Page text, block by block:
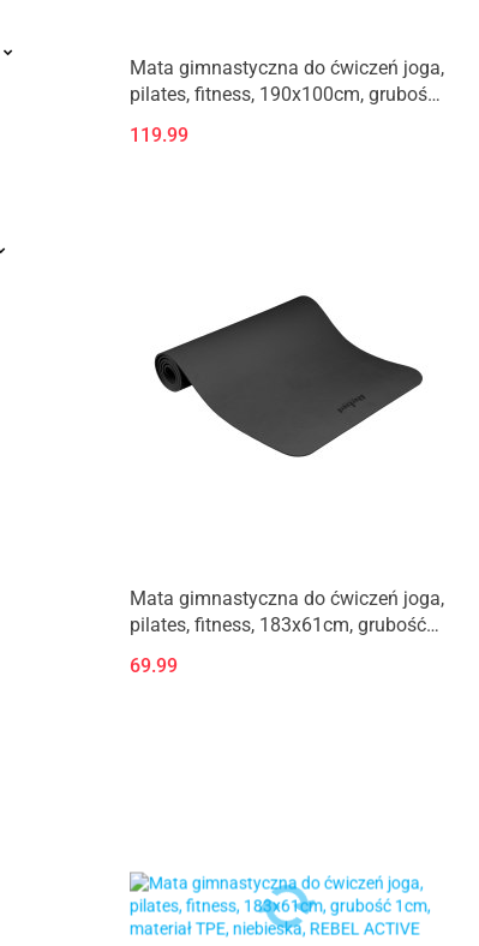
Mata gimnastyczna do ćwiczeń joga,
pilates, fitness, 190x100cm, grubość
ACTIVE
119.99
Mata gimnastyczna do ćwiczeń joga,
pilates, fitness, 183x61cm, grubość
ACTIVE
69.99